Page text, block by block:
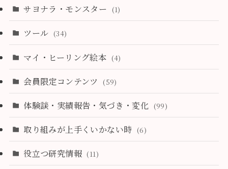
サヨナラ・モンスター (1)
ツール (34)
マイ・ヒーリング絵本 (4)
会員限定コンテンツ (59)
体験談・実績報告・気づき・変化 (99)
取り組みが上手くいかない時 (6)
役立つ研究情報 (11)